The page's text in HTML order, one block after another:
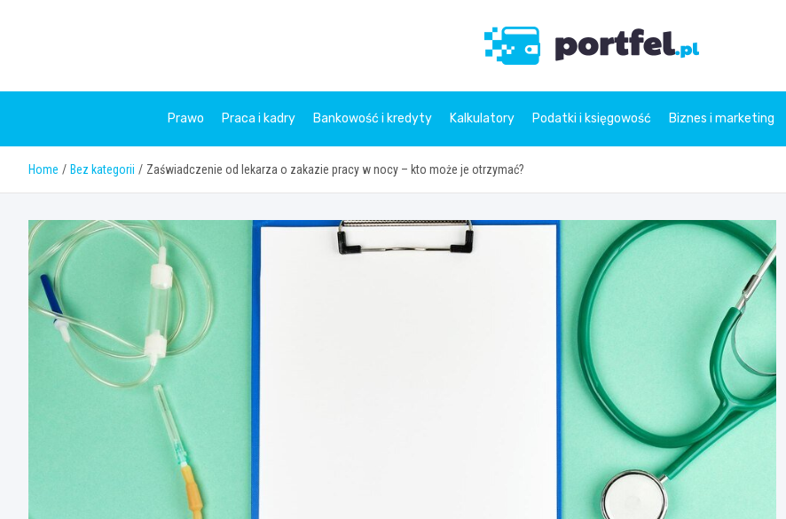
Prawo Praca i kadry Bankowość i kredyty Kalkulatory Podatki i księgowość Biznes i marketing
Home Bez kategorii Zaświadczenie od lekarza o zakazie pracy w nocy – kto może je otrzymać?